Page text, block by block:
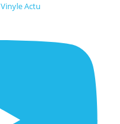
Actu